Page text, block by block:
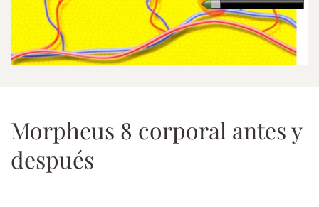
Morpheus 8 corporal antes y
después